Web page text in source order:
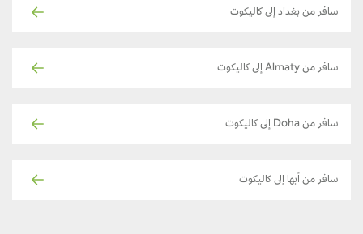
سافر من بغداد إلى كاليكوت
سافر من Almaty إلى كاليكوت
سافر من Doha إلى كاليكوت
سافر من أبها إلى كاليكوت